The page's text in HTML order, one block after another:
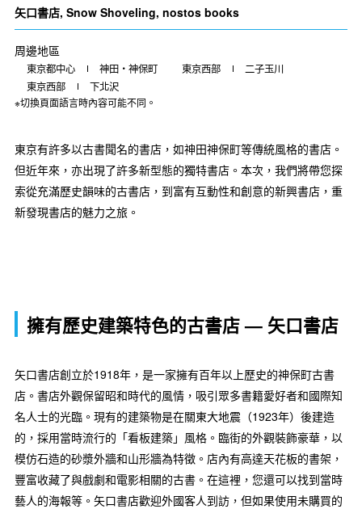
矢口書店, Snow Shoveling, nostos books
周邊地區
東京都中心 神田・神保町 東京西部
二子玉川
東京西部
下北沢
※切換頁面語言時內容可能不同。
東京有許多以古書聞名的書店，如神田神保町等傳統風格的書店。
但近年來，亦出現了許多新型態的獨特書店。本次，我們將帶您探
索從充滿歷史韻味的古書店，到富有互動性和創意的新興書店，重
新發現書店的魅力之旅。
擁有歷史建築特色的古書店 — 矢口書店
矢口書店創立於1918年，是一家擁有百年以上歷史的神保町古書
店。書店外觀保留昭和時代的風情，吸引眾多書籍愛好者和國際知
名人士的光臨。現有的建築物是在關東大地震（1923年）後建造
的，採用當時流行的「看板建築」風格。臨街的外觀裝飾豪華，以
模仿石造的砂漿外牆和山形牆為特徵。店內有高達天花板的書架，
豐富收藏了與戲劇和電影相關的古書。在這裡，您還可以找到當時
藝人的海報等。矢口書店歡迎外國客人到訪，但如果使用未購買的